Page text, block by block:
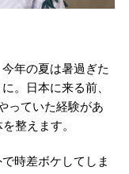
年の夏は暑過ぎた
。日本に来る前、
っていた経験があ
整えます。
時差ボケしてしま